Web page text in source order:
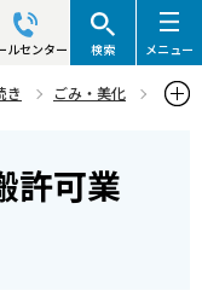
ルセンター 検索 メニュー
き
ごみ・美化
許可業